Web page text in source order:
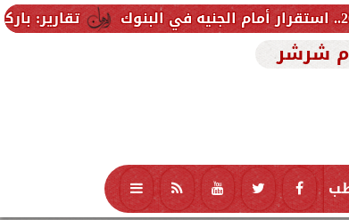
تقارير: باركولا يدخل
شرشر
تكنولوجيا منوعات محافظات